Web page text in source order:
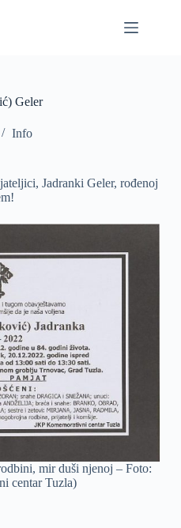
Geler
Info
Jadranki Geler, rođenoj
mir duši njenoj – Foto:
centar Tuzla)